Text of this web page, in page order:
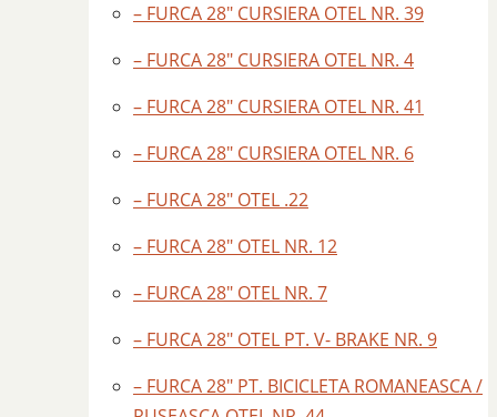
– FURCA 28″ CURSIERA OTEL NR. 39
– FURCA 28″ CURSIERA OTEL NR. 4
– FURCA 28″ CURSIERA OTEL NR. 41
– FURCA 28″ CURSIERA OTEL NR. 6
– FURCA 28″ OTEL .22
– FURCA 28″ OTEL NR. 12
– FURCA 28″ OTEL NR. 7
– FURCA 28″ OTEL PT. V- BRAKE NR. 9
– FURCA 28″ PT. BICICLETA ROMANEASCA /